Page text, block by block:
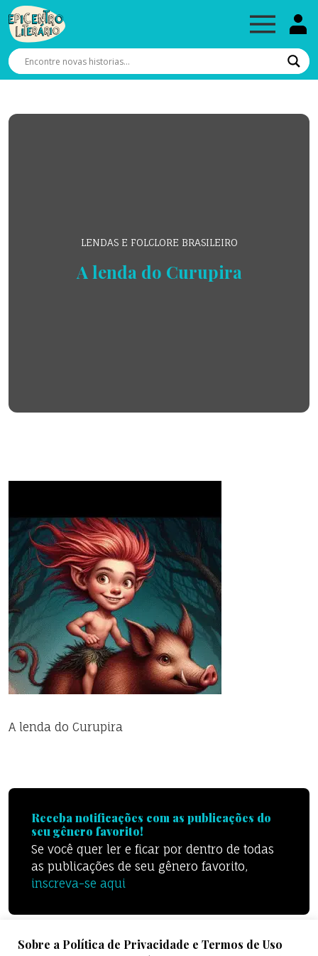
LENDAS E FOLCLORE BRASILEIRO
A lenda do Curupira
A lenda do Curupira
Receba notificações com as publicações do
seu gênero favorito!
Se você quer ler e ficar por dentro de todas
as publicações de seu gênero favorito,
inscreva-se aqui
Sobre a Política de Privacidade e Termos de Uso